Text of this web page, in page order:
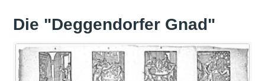
Die "Deggendorfer Gnad"